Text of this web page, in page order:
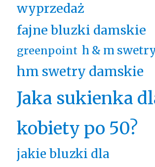
wyprzedaż
fajne bluzki damskie
greenpoint h & m
hm swetry damskie
Jaka sukienka
kobiety po 50?
jakie bluzki dla